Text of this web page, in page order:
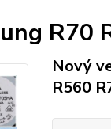
R70
Nový
R560